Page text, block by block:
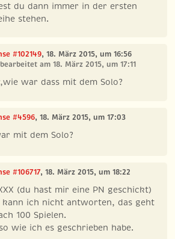
du dann immer in der ersten
stehen.
#102149, 18. März 2015, um 16:56
am 18. März 2015, um 17:11
war dass mit dem Solo?
#4596, 18. März 2015, um 17:03
mit dem Solo?
#106717, 18. März 2015, um 18:22
(du hast mir eine PN geschickt)
kann ich nicht antworten, das geht
100 Spielen.
wie ich es geschrieben habe.